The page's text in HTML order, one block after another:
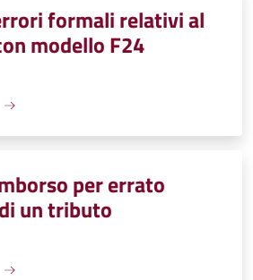
formali relativi al
modello F24
per errato
un tributo